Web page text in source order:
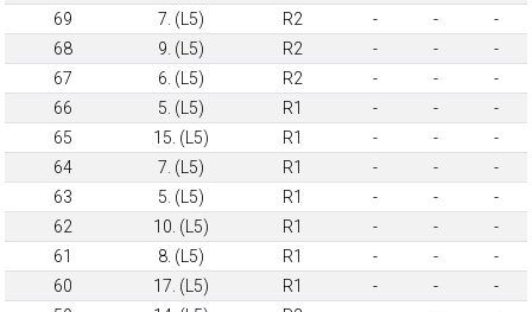
69
7. (L5) R2 - -
-
68
9. (L5) R2 - -
-
67
6. (L5) R2 - -
-
66
5. (L5) R1 - -
-
65
15. (L5) R1 - -
-
64
7. (L5) R1 - -
-
63
5. (L5) R1 - -
-
62
10. (L5) R1 - -
-
61
8. (L5) R1 - -
-
60
17. (L5) R1 - -
-